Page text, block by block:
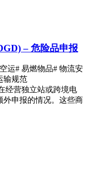
– 危险品申报
运# 易燃物品# 物流安
输规范
经营独立站或跨境电
外申报的情况。这些商